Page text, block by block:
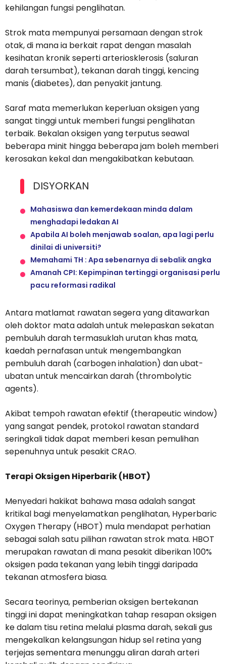
kehilangan fungsi penglihatan.
Strok mata mempunyai persamaan dengan strok
otak, di mana ia berkait rapat dengan masalah
kesihatan kronik seperti arteriosklerosis (saluran
darah tersumbat), tekanan darah tinggi, kencing
manis (diabetes), dan penyakit jantung.
Saraf mata memerlukan keperluan oksigen yang
sangat tinggi untuk memberi fungsi penglihatan
terbaik. Bekalan oksigen yang terputus seawal
beberapa minit hingga beberapa jam boleh memberi
kerosakan kekal dan mengakibatkan kebutaan.
DISYORKAN
Mahasiswa dan kemerdekaan minda dalam
menghadapi ledakan AI
Apabila AI boleh menjawab soalan, apa lagi perlu
dinilai di universiti?
Memahami TH : Apa sebenarnya di sebalik angka
Amanah CPI: Kepimpinan tertinggi organisasi perlu
pacu reformasi radikal
Antara matlamat rawatan segera yang ditawarkan
oleh doktor mata adalah untuk melepaskan sekatan
pembuluh darah termasuklah urutan khas mata,
kaedah pernafasan untuk mengembangkan
pembuluh darah (carbogen inhalation) dan ubat-
ubatan untuk mencairkan darah (thrombolytic
agents).
Akibat tempoh rawatan efektif (therapeutic window)
yang sangat pendek, protokol rawatan standard
seringkali tidak dapat memberi kesan pemulihan
sepenuhnya untuk pesakit CRAO.
Terapi Oksigen Hiperbarik (HBOT)
Menyedari hakikat bahawa masa adalah sangat
kritikal bagi menyelamatkan penglihatan, Hyperbaric
Oxygen Therapy (HBOT) mula mendapat perhatian
sebagai salah satu pilihan rawatan strok mata. HBOT
merupakan rawatan di mana pesakit diberikan 100%
oksigen pada tekanan yang lebih tinggi daripada
tekanan atmosfera biasa.
Secara teorinya, pemberian oksigen bertekanan
tinggi ini dapat meningkatkan tahap resapan oksigen
ke dalam tisu retina melalui plasma darah, sekali gus
mengekalkan kelangsungan hidup sel retina yang
terjejas sementara menunggu aliran darah arteri